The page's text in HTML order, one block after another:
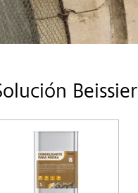
Beissier